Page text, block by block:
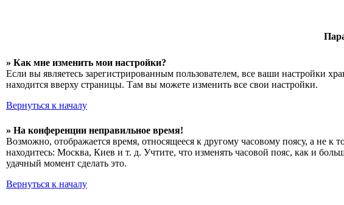
» Как мне изменить мои настройки?
Если вы являетесь зарегистрированным пользователем, все ваши настройки
находится вверху страницы. Там вы можете изменить все свои настройки.
Вернуться к началу
» На конференции неправильное время!
Возможно, отображается время, относящееся к другому часовому поясу, а не к
находитесь: Москва, Киев и т. д. Учтите, что изменять часовой пояс, как и
удачный момент сделать это.
Вернуться к началу